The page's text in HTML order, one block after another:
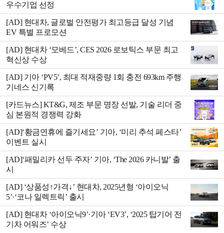
우수기업 선정
[AD] 현대차, 글로벌 안전평가 최고등급 달성 기념
EV 특별 프로모션
[AD] 현대차 ‘모베드’, CES 2026 로보틱스 부문 최고
혁신상 수상
[AD] 기아 ‘PV5’, 최대 적재중량 1회 충전 693km 주행
기네스 신기록
[카드뉴스] KT&G, 제조 부문 명장 선발, 기술 리더 중
심 본원적 경쟁력 강화
[AD]‘황금연휴에 즐기세요’ 기아, ‘미리 추석 페스타’
이벤트 실시
[AD]‘패밀리카 선두 주자’ 기아, ‘The 2026 카니발’ 출
시
[AD] ‘상품성↑가격↓’ 현대차, 2025년형 ‘아이오닉
5’·‘코나 일렉트릭’ 출시
[AD] 현대차 ‘아이오닉9’·기아 ‘EV3’, ‘2025 탑기어 전
기차 어워즈’ 수상